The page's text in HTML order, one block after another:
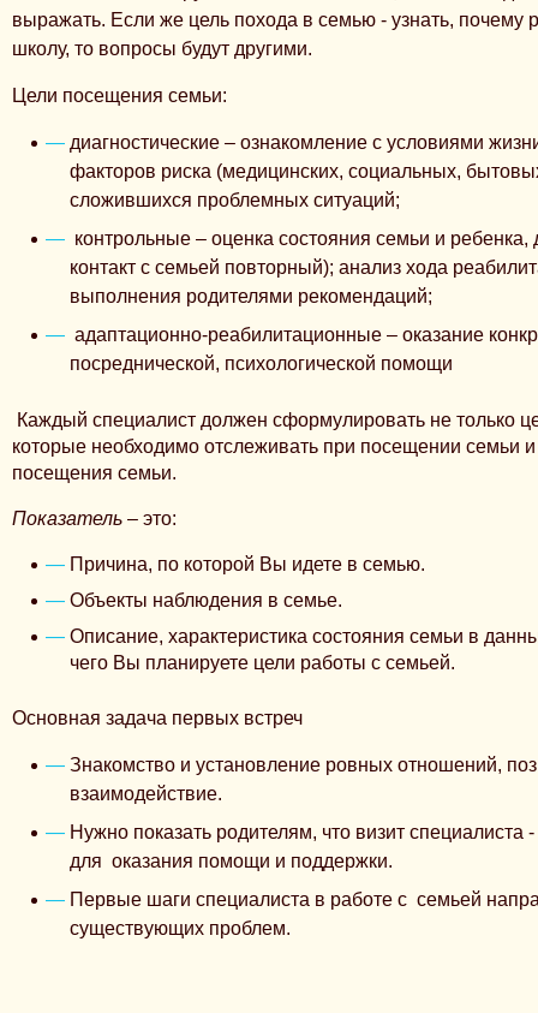
выражать. Если же цель похода в семью - узнать, почему
школу, то вопросы будут другими.
Цели посещения семьи:
диагностические – ознакомление с условиями
факторов риска (медицинских, социальных,
сложившихся проблемных ситуаций;
контрольные – оценка состояния семьи и
контакт с семьей повторный); анализ хода
выполнения родителями рекомендаций;
адаптационно-реабилитационные – оказание
посреднической, психологической помощи
Каждый специалист должен сформулировать не только
которые необходимо отслеживать при посещении семьи
посещения семьи.
Показатель – это:
Причина, по которой Вы идете в семью.
Объекты наблюдения в семье.
Описание, характеристика состояния семьи в
чего Вы планируете цели работы с семьей.
Основная задача первых встреч
Знакомство и установление ровных отношений,
взаимодействие.
Нужно показать родителям, что визит специалиста
для оказания помощи и поддержки.
Первые шаги специалиста в работе с семьей
существующих проблем.